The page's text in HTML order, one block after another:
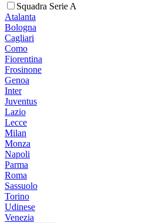
Squadra Serie A
Atalanta
Bologna
Cagliari
Como
Fiorentina
Frosinone
Genoa
Inter
Juventus
Lazio
Lecce
Milan
Monza
Napoli
Parma
Roma
Sassuolo
Torino
Udinese
Venezia